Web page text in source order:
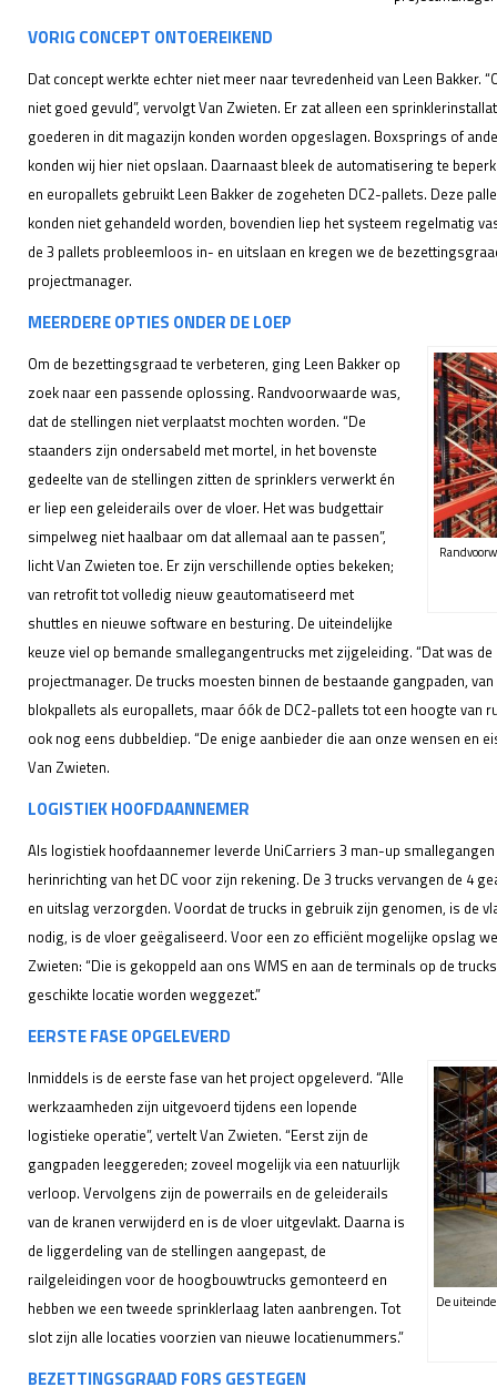
VORIG CONCEPT ONTOEREIKEND
Dat concept werkte echter niet meer naar tevredenheid van Leen Bakker.
niet goed gevuld”, vervolgt Van Zwieten. Er zat alleen een
goederen in dit magazijn konden worden opgeslagen. Boxsprings of
konden wij hier niet opslaan. Daarnaast bleek de automatisering te
en europallets gebruikt Leen Bakker de zogeheten DC2-pallets. Deze
konden niet gehandeld worden, bovendien liep het systeem regelmatig
de 3 pallets probleemloos in- en uitslaan en kregen we de
projectmanager.
MEERDERE OPTIES ONDER DE LOEP
Om de bezettingsgraad te verbeteren, ging Leen Bakker op
zoek naar een passende oplossing. Randvoorwaarde was,
dat de stellingen niet verplaatst mochten worden. “De
staanders zijn ondersabeld met mortel, in het bovenste
gedeelte van de stellingen zitten de sprinklers verwerkt én
er liep een geleiderails over de vloer. Het was budgettair
simpelweg niet haalbaar om dat allemaal aan te passen”,
licht Van Zwieten toe. Er zijn verschillende opties bekeken;
van retrofit tot volledig nieuw geautomatiseerd met
shuttles en nieuwe software en besturing. De uiteindelijke
keuze viel op bemande smallegangentrucks met zijgeleiding. “Dat was
projectmanager. De trucks moesten binnen de bestaande gangpaden,
blokpallets als europallets, maar óók de DC2-pallets tot een hoogte van
ook nog eens dubbeldiep. “De enige aanbieder die aan onze wensen en
Van Zwieten.
LOGISTIEK HOOFDAANNEMER
Als logistiek hoofdaannemer leverde UniCarriers 3 man-up
herinrichting van het DC voor zijn rekening. De 3 trucks vervangen de 4
en uitslag verzorgden. Voordat de trucks in gebruik zijn genomen, is de
nodig, is de vloer geëgaliseerd. Voor een zo efficiënt mogelijke opslag
Zwieten: “Die is gekoppeld aan ons WMS en aan de terminals op de
geschikte locatie worden weggezet.”
EERSTE FASE OPGELEVERD
De
Inmiddels is de eerste fase van het project opgeleverd. “Alle
werkzaamheden zijn uitgevoerd tijdens een lopende
logistieke operatie”, vertelt Van Zwieten. “Eerst zijn de
gangpaden leeggereden; zoveel mogelijk via een natuurlijk
verloop. Vervolgens zijn de powerrails en de geleiderails
van de kranen verwijderd en is de vloer uitgevlakt. Daarna is
de liggerdeling van de stellingen aangepast, de
railgeleidingen voor de hoogbouwtrucks gemonteerd en
hebben we een tweede sprinklerlaag laten aanbrengen. Tot
slot zijn alle locaties voorzien van nieuwe locatienummers.”
BEZETTINGSGRAAD FORS GESTEGEN